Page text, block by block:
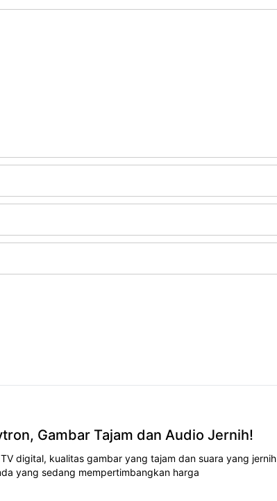
Gambar Tajam dan Audio Jernih!
digital, kualitas gambar yang tajam dan suara yang jernih
yang sedang mempertimbangkan harga